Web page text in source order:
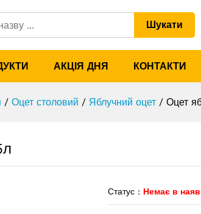
Шукати
АКЦІЯ ДНЯ КОНТАКТИ
/ Оцет столовий / Яблучний оцет / Оцет
Статус : Немає в